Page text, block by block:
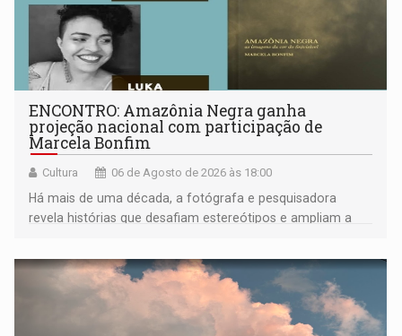
ENCONTRO: Amazônia Negra ganha
projeção nacional com participação de
Marcela Bonfim
Cultura 06 de Agosto de 2026 às 18:00
Há mais de uma década, a fotógrafa e pesquisadora
revela histórias que desafiam estereótipos e ampliam a
negras